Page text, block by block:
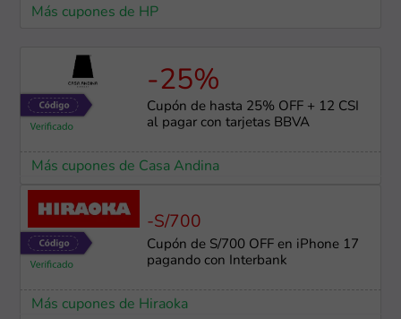
Más cupones de HP
-25%
Cupón de hasta 25% OFF + 12 CSI
al pagar con tarjetas BBVA
Más cupones de Casa Andina
-S/700
Cupón de S/700 OFF en iPhone 17
pagando con Interbank
Más cupones de Hiraoka